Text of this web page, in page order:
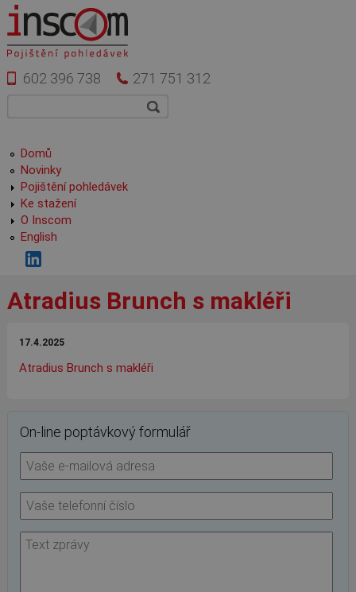
Přejít k hlavnímu obsahu
602 396 738 271 751 312
Hlavní menu
Domů
Novinky
Pojištění pohledávek
Ke stažení
O Inscom
English
Atradius Brunch s makléři
17.4.2025
Atradius Brunch s makléři
On-line poptávkový formulář